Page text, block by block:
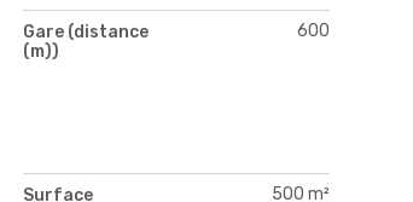
Gare (distance
(m))
600
Surface 500 m²